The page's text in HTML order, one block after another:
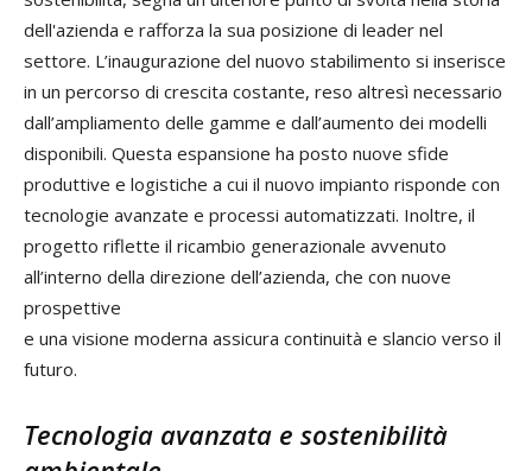
dell'azienda e rafforza la sua posizione di leader nel
settore. L’inaugurazione del nuovo stabilimento si inserisce
in un percorso di crescita costante, reso altresì necessario
dall’ampliamento delle gamme e dall’aumento dei modelli
disponibili. Questa espansione ha posto nuove sfide
produttive e logistiche a cui il nuovo impianto risponde con
tecnologie avanzate e processi automatizzati. Inoltre, il
progetto riflette il ricambio generazionale avvenuto
all’interno della direzione dell’azienda, che con nuove
prospettive
e una visione moderna assicura continuità e slancio verso il
futuro.
Tecnologia avanzata e sostenibilità